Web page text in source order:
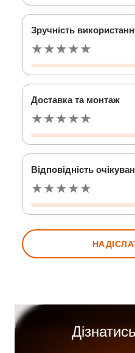
Зручність
★★★★★
Доставка та монтаж
★★★★★
Відповідність
★★★★★